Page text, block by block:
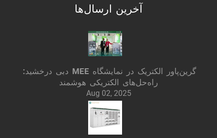
آخرین ارسال‌ها
گرین‌پاور الکتریک در نمایشگاه MEE دبی درخشید:
راه‌حل‌های الکتریکی هوشمند
Aug 02, 2025